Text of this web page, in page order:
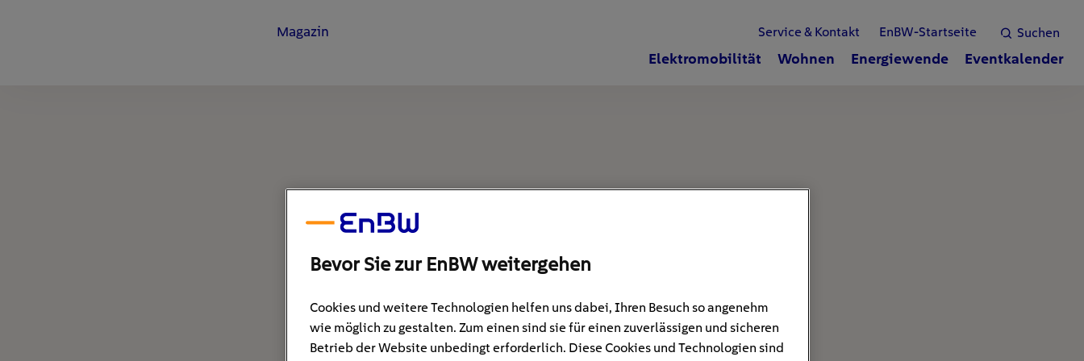
Magazin Suchen
Service & Kontakt EnBW-Startseite
Elektromobilität Wohnen Energiewende Eventkalender
Bevor Sie zur EnBW weitergehen
Cookies und weitere Technologien helfen uns dabei, Ihren Besuch so angenehm
wie möglich zu gestalten. Zum einen sind sie für einen zuverlässigen und sicheren
Betrieb der Website unbedingt erforderlich. Diese Cookies und Technologien sind